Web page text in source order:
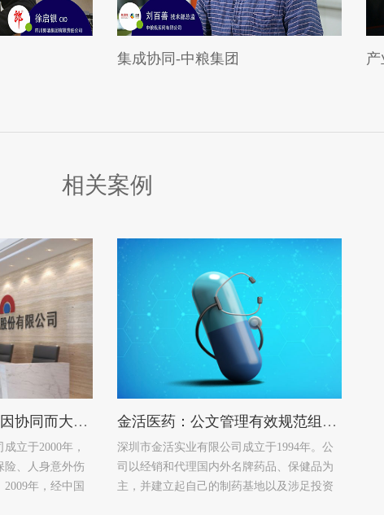
集成协同-中粮集团
相关案例
天安人寿：智能保险因协同而大不同
立于2000年，
险、人身意外伤
年，经中国
金活医药：公文管理有效规范组织行为
深圳市金活实业有限公司成立于1994年。公
司以经销和代理国内外名牌药品、保健品为
主，并建立起自己的制药基地以及涉足投资